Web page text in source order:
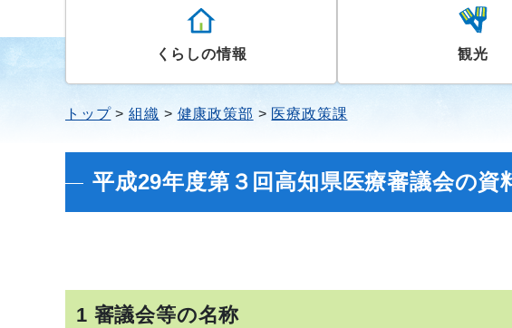
くらしの情報 観光
トップ 組織 健康政策部 医療政策課
平成29年度第３回高知県医療審議会の
1 審議会等の名称